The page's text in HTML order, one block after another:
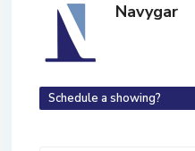
Navygar
Schedule a showing?